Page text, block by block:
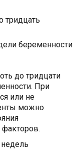
тридцать
беременности
до тридцати
При
или не
можно